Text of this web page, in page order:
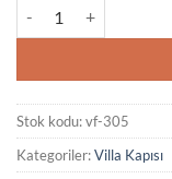
Stok kodu:vf-305
Kategoriler:Villa Kapısı